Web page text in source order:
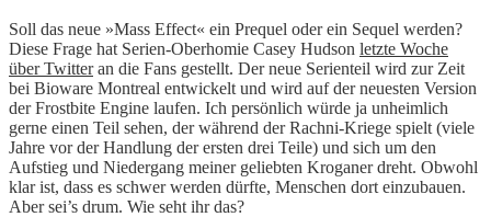
Soll das neue »Mass Effect« ein Prequel oder ein Sequel werden?
Diese Frage hat Serien-Oberhomie Casey Hudson letzte Woche
über Twitteran die Fans gestellt. Der neue Serienteil wird zur Zeit
bei Bioware Montreal entwickelt und wird auf der neuesten Version
der Frostbite Engine laufen. Ich persönlich würde ja unheimlich
gerne einen Teil sehen, der während der Rachni-Kriege spielt (viele
Jahre vor der Handlung der ersten drei Teile) und sich um den
Aufstieg und Niedergang meiner geliebten Kroganer dreht. Obwohl
klar ist, dass es schwer werden dürfte, Menschen dort einzubauen.
Aber sei’s drum. Wie seht ihr das?